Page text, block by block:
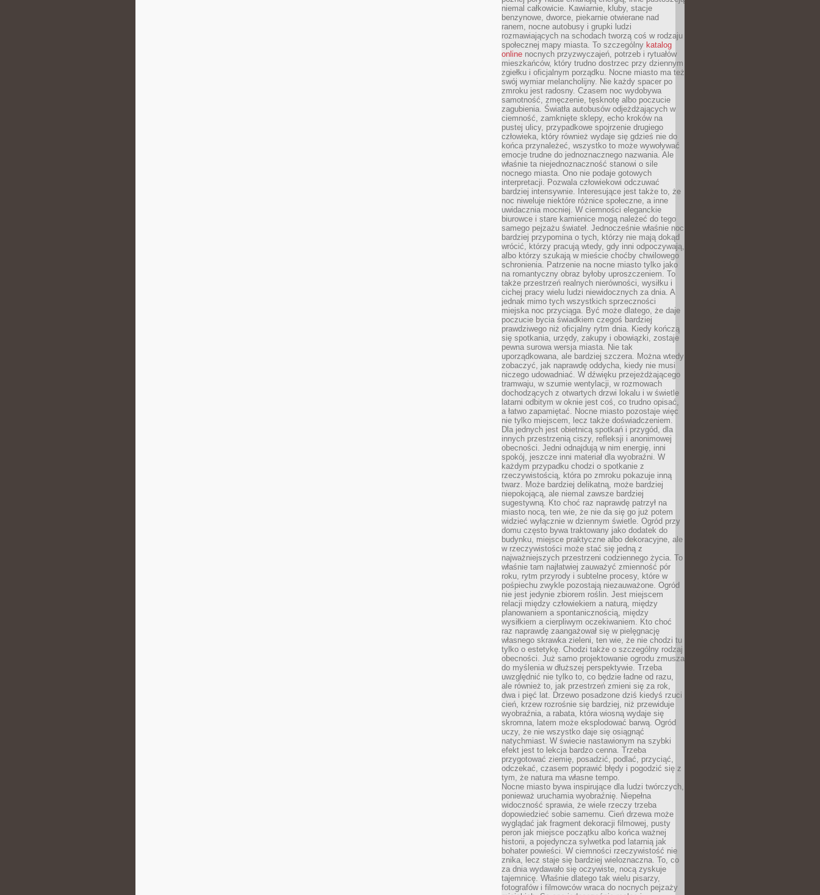
niemal całkowicie. Kawiarnie, kluby, stacje
benzynowe, dworce, piekarnie otwierane nad
ranem, nocne autobusy i grupki ludzi
rozmawiających na schodach tworzą coś w rodzaju
społecznej mapy miasta. To szczególny katalog
online nocnych przyzwyczajeń, potrzeb i rytuałów
mieszkańców, który trudno dostrzec przy dziennym
zgiełku i oficjalnym porządku. Nocne miasto ma też
swój wymiar melancholijny. Nie każdy spacer po
zmroku jest radosny. Czasem noc wydobywa
samotność, zmęczenie, tęsknotę albo poczucie
zagubienia. Światła autobusów odjeżdżających w
ciemność, zamknięte sklepy, echo kroków na
pustej ulicy, przypadkowe spojrzenie drugiego
człowieka, który również wydaje się gdzieś nie do
końca przynależeć, wszystko to może wywoływać
emocje trudne do jednoznacznego nazwania. Ale
właśnie ta niejednoznaczność stanowi o sile
nocnego miasta. Ono nie podaje gotowych
interpretacji. Pozwala człowiekowi odczuwać
bardziej intensywnie. Interesujące jest także to, że
noc niweluje niektóre różnice społeczne, a inne
uwidacznia mocniej. W ciemności eleganckie
biurowce i stare kamienice mogą należeć do tego
samego pejzażu świateł. Jednocześnie właśnie noc
bardziej przypomina o tych, którzy nie mają dokąd
wrócić, którzy pracują wtedy, gdy inni odpoczywają,
albo którzy szukają w mieście choćby chwilowego
schronienia. Patrzenie na nocne miasto tylko jako
na romantyczny obraz byłoby uproszczeniem. To
także przestrzeń realnych nierówności, wysiłku i
cichej pracy wielu ludzi niewidocznych za dnia. A
jednak mimo tych wszystkich sprzeczności
miejska noc przyciąga. Być może dlatego, że daje
poczucie bycia świadkiem czegoś bardziej
prawdziwego niż oficjalny rytm dnia. Kiedy kończą
się spotkania, urzędy, zakupy i obowiązki, zostaje
pewna surowa wersja miasta. Nie tak
uporządkowana, ale bardziej szczera. Można wtedy
zobaczyć, jak naprawdę oddycha, kiedy nie musi
niczego udowadniać. W dźwięku przejeżdżającego
tramwaju, w szumie wentylacji, w rozmowach
dochodzących z otwartych drzwi lokalu i w świetle
latarni odbitym w oknie jest coś, co trudno opisać,
a łatwo zapamiętać. Nocne miasto pozostaje więc
nie tylko miejscem, lecz także doświadczeniem.
Dla jednych jest obietnicą spotkań i przygód, dla
innych przestrzenią ciszy, refleksji i anonimowej
obecności. Jedni odnajdują w nim energię, inni
spokój, jeszcze inni materiał dla wyobraźni. W
każdym przypadku chodzi o spotkanie z
rzeczywistością, która po zmroku pokazuje inną
twarz. Może bardziej delikatną, może bardziej
niepokojącą, ale niemal zawsze bardziej
sugestywną. Kto choć raz naprawdę patrzył na
miasto nocą, ten wie, że nie da się go już potem
widzieć wyłącznie w dziennym świetle. Ogród przy
domu często bywa traktowany jako dodatek do
budynku, miejsce praktyczne albo dekoracyjne, ale
w rzeczywistości może stać się jedną z
najważniejszych przestrzeni codziennego życia. To
właśnie tam najłatwiej zauważyć zmienność pór
roku, rytm przyrody i subtelne procesy, które w
pośpiechu zwykle pozostają niezauważone. Ogród
nie jest jedynie zbiorem roślin. Jest miejscem
relacji między człowiekiem a naturą, między
planowaniem a spontanicznością, między
wysiłkiem a cierpliwym oczekiwaniem. Kto choć
raz naprawdę zaangażował się w pielęgnację
własnego skrawka zieleni, ten wie, że nie chodzi tu
tylko o estetykę. Chodzi także o szczególny rodzaj
obecności. Już samo projektowanie ogrodu zmusza
do myślenia w dłuższej perspektywie. Trzeba
uwzględnić nie tylko to, co będzie ładne od razu,
ale również to, jak przestrzeń zmieni się za rok,
dwa i pięć lat. Drzewo posadzone dziś kiedyś rzuci
cień, krzew rozrośnie się bardziej, niż przewiduje
wyobraźnia, a rabata, która wiosną wydaje się
skromna, latem może eksplodować barwą. Ogród
uczy, że nie wszystko daje się osiągnąć
natychmiast. W świecie nastawionym na szybki
efekt jest to lekcja bardzo cenna. Trzeba
przygotować ziemię, posadzić, podlać, przyciąć,
odczekać, czasem poprawić błędy i pogodzić się z
tym, że natura ma własne tempo.
Nocne miasto bywa inspirujące dla ludzi twórczych,
ponieważ uruchamia wyobraźnię. Niepełna
widoczność sprawia, że wiele rzeczy trzeba
dopowiedzieć sobie samemu. Cień drzewa może
wyglądać jak fragment dekoracji filmowej, pusty
peron jak miejsce początku albo końca ważnej
historii, a pojedyncza sylwetka pod latarnią jak
bohater powieści. W ciemności rzeczywistość nie
znika, lecz staje się bardziej wieloznaczna. To, co
za dnia wydawało się oczywiste, nocą zyskuje
tajemnicę. Właśnie dlatego tak wielu pisarzy,
fotografów i filmowców wraca do nocnych pejzaży